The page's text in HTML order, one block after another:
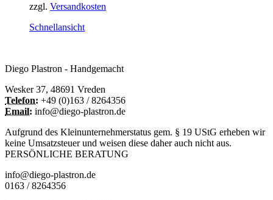
Optionen
gewählt
zzgl. Versandkosten
Schnellansicht
Diego Plastron - Handgemacht
Wesker 37, 48691 Vreden
Telefon: +49 (0)163 / 8264356
Email: info@diego-plastron.de
Aufgrund des Kleinunternehmerstatus gem. § 19 UStG erheben wir
keine Umsatzsteuer und weisen diese daher auch nicht aus.
PERSÖNLICHE BERATUNG
info@diego-plastron.de
0163 / 8264356